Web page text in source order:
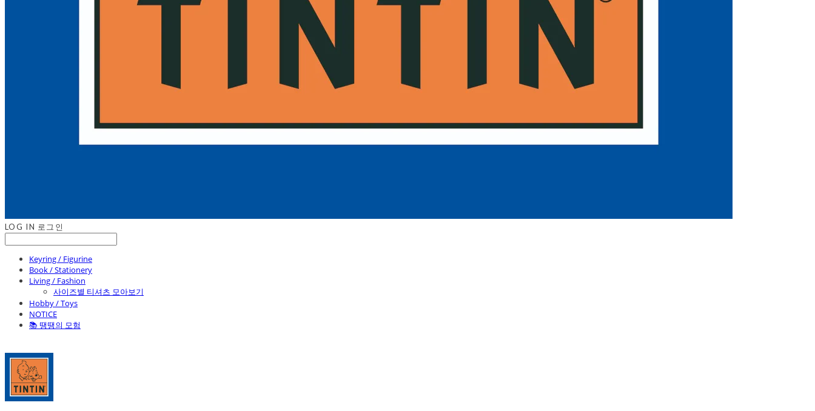
LOG IN 로그인
Keyring / Figurine
Book / Stationery
Living / Fashion
사이즈별 티셔츠 모아보기
Hobby / Toys
NOTICE
📚 땡땡의 모험